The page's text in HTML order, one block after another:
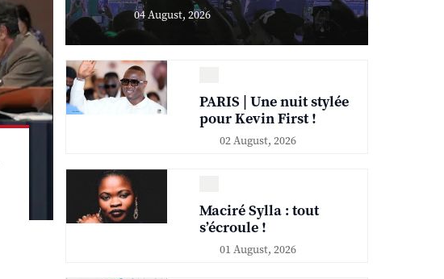
04 August, 2026
PARIS | Une nuit stylée
pour Kevin First !
02 August, 2026
Maciré Sylla : tout
s’écroule !
01 August, 2026